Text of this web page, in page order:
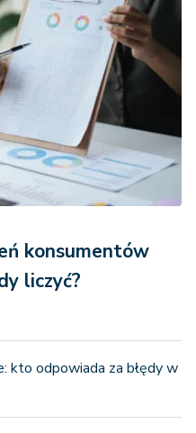
konsumentów
liczyć?
kto odpowiada za błędy w